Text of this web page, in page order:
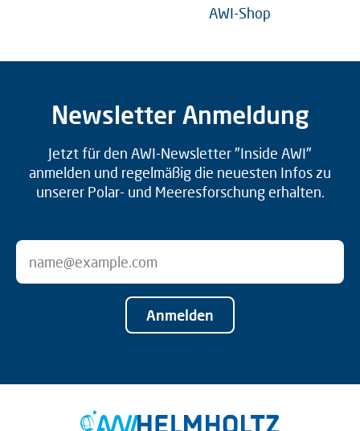
AWI-Shop
Newsletter Anmeldung
Jetzt für den AWI-Newsletter "Inside AWI"
anmelden und regelmäßig die neuesten Infos zu
unserer Polar- und Meeresforschung erhalten.
Anmelden